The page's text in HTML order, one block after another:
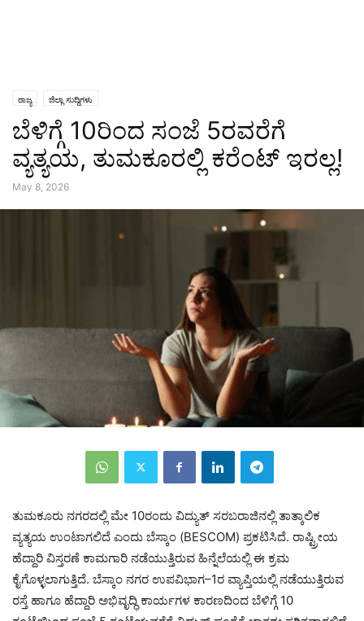
ರಾಜ್ಯ ಜಿಲ್ಲಾ ಸುದ್ದಿಗಳು
ಬೆಳಿಗ್ಗೆ 10ರಿಂದ ಸಂಜೆ 5ರವರೆಗೆ
ವ್ಯತ್ಯಯ, ತುಮಕೂರಲ್ಲಿ ಕರೆಂಟ್ ಇರಲ್ಲ!
May 8, 2026
ತುಮಕೂರು ನಗರದಲ್ಲಿ ಮೇ 10ರಂದು ವಿದ್ಯುತ್ ಸರಬರಾಜಿನಲ್ಲಿ ತಾತ್ಕಾಲಿಕ
ವ್ಯತ್ಯಯ ಉಂಟಾಗಲಿದೆ ಎಂದು ಬೆಸ್ಕಾಂ (BESCOM) ಪ್ರಕಟಿಸಿದೆ. ರಾಷ್ಟ್ರೀಯ
ಹೆದ್ದಾರಿ ವಿಸ್ತರಣೆ ಕಾಮಗಾರಿ ನಡೆಯುತ್ತಿರುವ ಹಿನ್ನೆಲೆಯಲ್ಲಿ ಈ ಕ್ರಮ
ಕೈಗೊಳ್ಳಲಾಗುತ್ತಿದೆ. ಬೆಸ್ಕಾಂ ನಗರ ಉಪವಿಭಾಗ–1ರ ವ್ಯಾಪ್ತಿಯಲ್ಲಿ ನಡೆಯುತ್ತಿರುವ
ರಸ್ತೆ ಹಾಗೂ ಹೆದ್ದಾರಿ ಅಭಿವೃದ್ಧಿ ಕಾರ್ಯಗಳ ಕಾರಣದಿಂದ ಬೆಳಿಗ್ಗೆ 10